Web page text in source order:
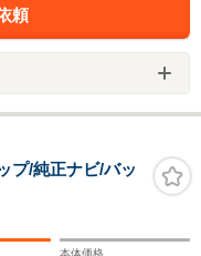
頼
/純正ナビ/バッ